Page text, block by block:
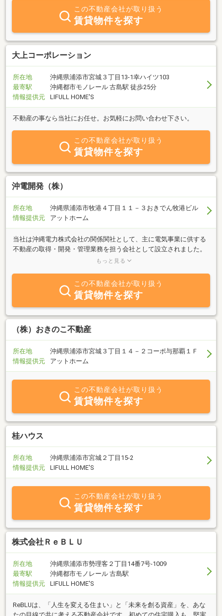
一緒に確認できます！何店舗も訪問する手間がいりません！まとめ
てお任せ下さい！また、不動産売却をお考えのお客様には、物件を
無料査定、販売活動のサポート、物件管理を行わせて頂きます。 し
つこい営業は致しませんので(笑) お気軽にお問い合わせ下さい♪
この不動産会社が取り扱う
賃貸物件を探す
大上コーポレーション
所在地
沖縄県浦添市宮城３丁目13-1幸ハイツ103
最寄駅
沖縄都市モノレール 古島駅 徒歩25分
情報提供元
LIFULL HOME'S
不動産の事なら当社にお任せ。お気軽にお問い合わせ下さい。
この不動産会社が取り扱う
賃貸物件を探す
沖電開発（株）
所在地
沖縄県浦添市牧港４丁目１１－３おきでん牧港ビル
情報提供元
アットホーム
当社は沖縄電力株式会社の関係関社として、主に電気事業に供する
不動産の取得・開発・管理業務を担う会社として設立されました。
２０年の実績を基に沖電グループ企業の一員として独自のネットワ
不動産の売買をお考えのお客様に最新物件情報をより多くご紹介し
ます。ブログもやってま～す。お時間あれば覗いてね（Ｐ＿－）
ｈｔｔｐ：／／ｏｋｉｋａｉ．ｔｉ－ｄａ．ｎｅｔ／
もっと見る
この不動産会社が取り扱う
賃貸物件を探す
（株）おきのこ不動産
所在地
沖縄県浦添市宮城３丁目１４－２コーポ与那覇１Ｆ
情報提供元
アットホーム
この不動産会社が取り扱う
賃貸物件を探す
桂ハウス
所在地
沖縄県浦添市宮城２丁目15-2
情報提供元
LIFULL HOME'S
この不動産会社が取り扱う
賃貸物件を探す
株式会社ＲｅＢＬＵ
所在地
沖縄県浦添市勢理客２丁目14番7号-1009
最寄駅
沖縄都市モノレール 古島駅
情報提供元
LIFULL HOME'S
ReBLUは、「人生を変える住まい」と「未来を創る資産」を、あな